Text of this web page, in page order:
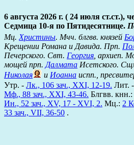
6 августа 2026 г. ( 24 июля ст.ст.),
Седмица 10-я по Пятидесятнице.
Мц. Христины. Мчч. блгвв. князей
Крещении Романа и Давида. Прп.
Печерского. Свт. Георгия , архиеп.
мощей прп. Далмата Исетского.
Николая
и Иоанна испп.,
Утр. - Лк., 106 зач., XXI, 12-19. Лит. -
Мф., 88 зач., XXI, 43-46. Блгвв. кнн.:
Ин., 52 зач., XV, 17 - XVI, 2. Мц.: 2
33 зач., VII, 36-50 .